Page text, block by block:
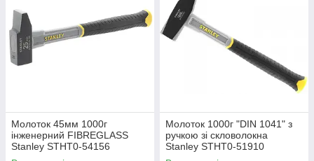
Молоток 45мм 1000г
інженерний FIBREGLASS
Stanley STHT0-54156
Молоток 1000г "DIN 1041" з
ручкою зі скловолокна
Stanley STHT0-51910